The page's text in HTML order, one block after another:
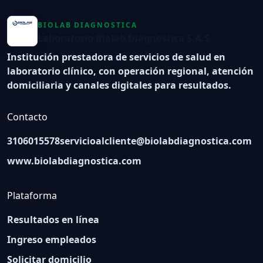
BIOLAB DIAGNOSTICA
Institución prestadora de servicios de salud en
laboratorio clínico, con operación regional, atención
domiciliaria y canales digitales para resultados.
Contacto
3106015578servicioalcliente@biolabdiagnostica.com
www.biolabdiagnostica.com
Plataforma
Resultados en línea
Ingreso empleados
Solicitar domicilio